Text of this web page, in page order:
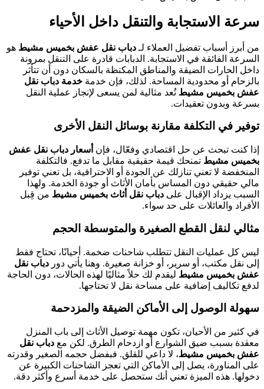
سرعة الاستجابة والتنقل داخل الأحياء
من أبرز أسباب تفضيل العملاء لـ دباب نقل عفش بخميس مشيط هو
السرعة الفائقة في الاستجابة. الدبابات قادرة على التنقل بمرونة
داخل الحارات الضيقة والمناطق المكتظة بالسكان دون أن تتأثر
بالزحام أو محدودية المساحة. لذلك، فإن خدمة خدمة دباب نقل
عفش بخميس مشيط تُعد مثالية لمن يسعى لإنجاز عملية النقل
بسرعة وبدون تعقيدات.
توفير في التكلفة مقارنة بوسائل النقل الأخرى
إذا كنت تبحث عن حل اقتصادي وفعّال، فإن أسعار دباب نقل عفش
بخميس مشيط تمنحك قيمة حقيقية مقابل ما تدفع. فالتكلفة
المنخفضة لا تعني تنازلك عن الجودة أو الاحترافية، بل تعني توفير
مالي حقيقي دون المساس بأمان الأثاث أو جودة الخدمة. ولهذا
السبب يزداد الإقبال على دباب نقل أثاث بخميس مشيط من قِبل
الأفراد والعائلات على حد سواء.
مثالي لنقل القطع الصغيرة والمتوسطة الحجم
ليس كل عمليات النقل تتطلب شاحنات ضخمة. أحيانًا، تحتاج فقط
إلى نقل مكتب، أو سرير، أو خزانة صغيرة. وهنا يأتي دور دباب نقل
عفش بخميس مشيط ليقدم لك حلاً مثاليًا لهذه الحالات، دون الحاجة
لدفع تكاليف إضافية على مساحة نقل لا تحتاجها.
سهولة الوصول إلى الأماكن الضيقة والمزدحمة
في كثير من الأحيان، تكون مهمة توصيل الأثاث إلى باب المنزل
معقدة بسبب ضيق الشوارع أو ازدحام الطرق. لكن مع دباب نقل
عفش بخميس مشيط، لا داعي للقلق. فبفضل حجمه الصغير وقدرته
على المناورة، يصل إلى الأماكن التي تعجز الشاحنات الكبيرة عن
دخولها. هذه الميزة تعني أنك ستحصل على خدمة أسرع وأكثر دقة.